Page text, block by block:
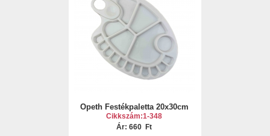
Opeth Festékpaletta 20x30cm
Cikkszám:1-348
Ár: 660 Ft